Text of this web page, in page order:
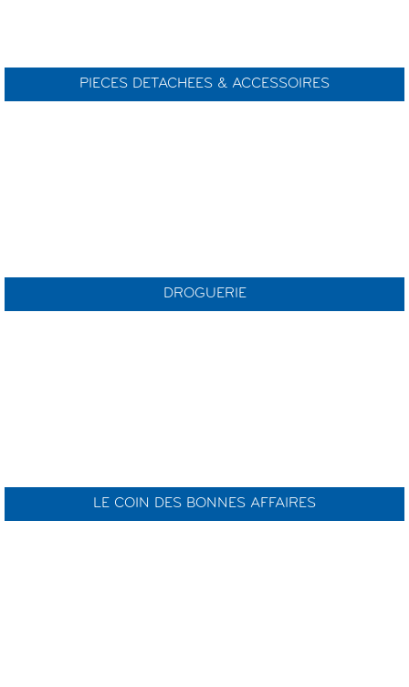
PIECES DETACHEES & ACCESSOIRES
DROGUERIE
LE COIN DES BONNES AFFAIRES